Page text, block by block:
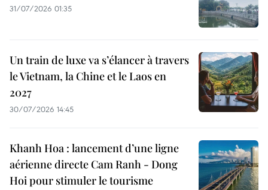
31/07/2026 01:35
Un train de luxe va s’élancer à travers
le Vietnam, la Chine et le Laos en
2027
30/07/2026 14:45
Khanh Hoa : lancement d’une ligne
aérienne directe Cam Ranh - Dong
Hoi pour stimuler le tourisme